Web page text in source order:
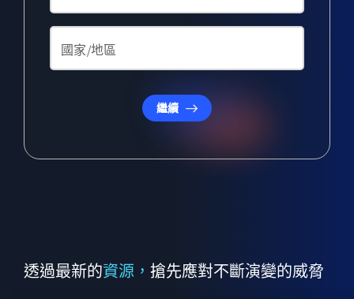
繼續
透過最新的資源， 搶先應對不斷演變的威脅